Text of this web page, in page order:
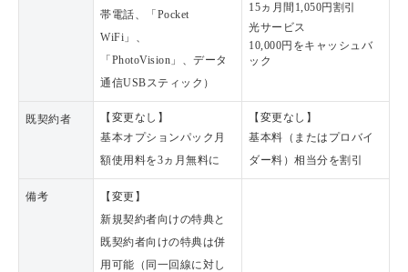
帯電話、「Pocket
WiFi」、
「PhotoVision」、データ
通信USBスティック）
15ヵ月間1,050円割引
光サービス
10,000円をキャッシュバ
ック
既契約者
【変更なし】
基本オプションパック月
額使用料を3ヵ月無料に
【変更なし】
基本料（またはプロバイ
ダー料）相当分を割引
備考
【変更】
新規契約者向けの特典と
既契約者向けの特典は併
用可能（同一回線に対し